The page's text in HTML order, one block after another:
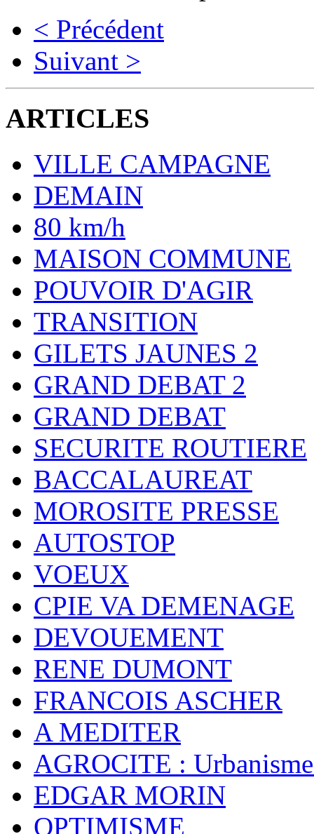
< Précédent
Suivant >
ARTICLES
VILLE CAMPAGNE
DEMAIN
80 km/h
MAISON COMMUNE
POUVOIR D'AGIR
TRANSITION
GILETS JAUNES 2
GRAND DEBAT 2
GRAND DEBAT
SECURITE ROUTIERE
BACCALAUREAT
MOROSITE PRESSE
AUTOSTOP
VOEUX
CPIE VA DEMENAGE
DEVOUEMENT
RENE DUMONT
FRANCOIS ASCHER
A MEDITER
AGROCITE :
EDGAR MORIN
OPTIMISME